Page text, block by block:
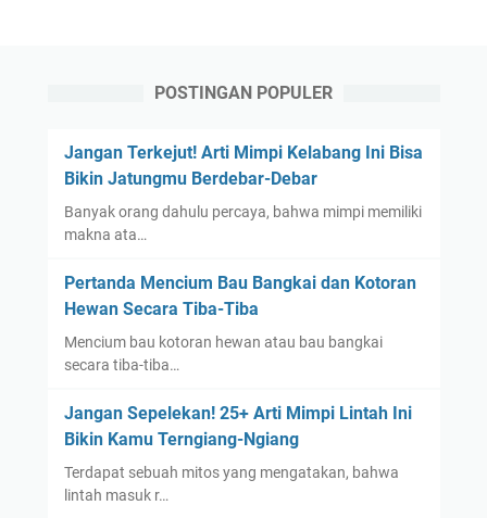
POSTINGAN POPULER
Jangan Terkejut! Arti Mimpi Kelabang Ini Bisa
Bikin Jatungmu Berdebar-Debar
Banyak orang dahulu percaya, bahwa mimpi memiliki
makna ata…
Pertanda Mencium Bau Bangkai dan Kotoran
Hewan Secara Tiba-Tiba
Mencium bau kotoran hewan atau bau bangkai
secara tiba-tiba…
Jangan Sepelekan! 25+ Arti Mimpi Lintah Ini
Bikin Kamu Terngiang-Ngiang
Terdapat sebuah mitos yang mengatakan, bahwa
lintah masuk r…